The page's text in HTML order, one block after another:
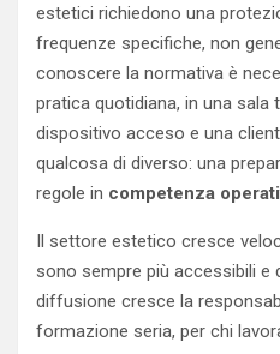
estetici richiedono una
frequenze specifiche, non
conoscere la normativa è
pratica quotidiana, in una sala
dispositivo acceso e una
qualcosa di diverso: una
regole in competenza
Il settore estetico cresce
sono sempre più accessibili e
diffusione cresce la
formazione seria, per chi